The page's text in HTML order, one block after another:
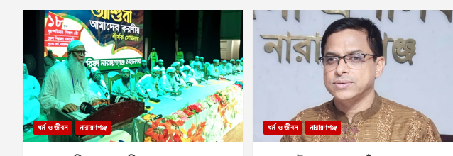
ধর্ম ও জীবন নারায়ণগঞ্জ ধর্ম ও জীবন নারায়ণগঞ্জ